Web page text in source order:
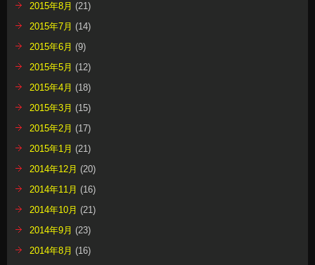
2015年8月 (21)
2015年7月 (14)
2015年6月 (9)
2015年5月 (12)
2015年4月 (18)
2015年3月 (15)
2015年2月 (17)
2015年1月 (21)
2014年12月 (20)
2014年11月 (16)
2014年10月 (21)
2014年9月 (23)
2014年8月 (16)